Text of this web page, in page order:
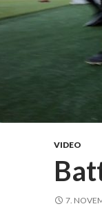
VIDEO
7.